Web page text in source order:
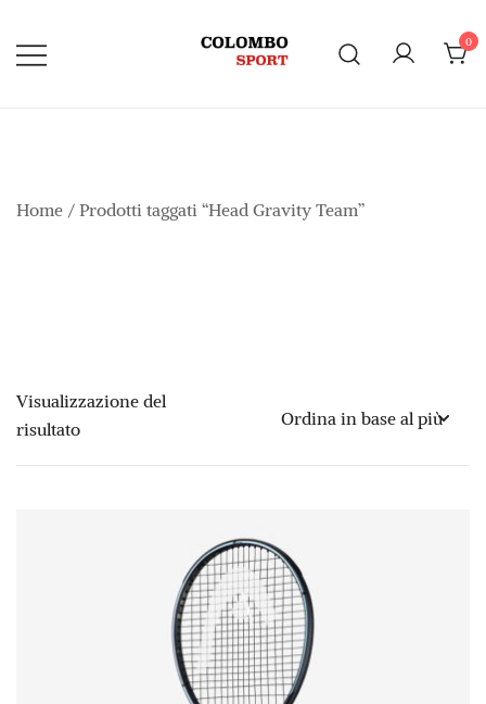
contenuto
0
Home / Prodotti taggati “Head Gravity Team”
Visualizzazione del
risultato